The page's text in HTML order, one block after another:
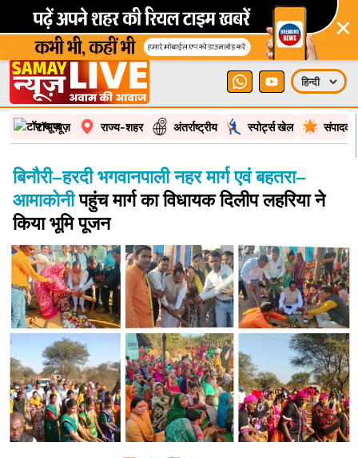
×
टॉप न्यूज़ राज्य-शहर अंतर्राष्ट्रीय स्पोर्ट्स खेल
बिनौरी–हरदी भगवानपाली नहर मार्ग एवं बहतरा–
आमाकोनीपहुंच मार्ग का विधायक दिलीप लहरिया ने
किया भूमि पूजन